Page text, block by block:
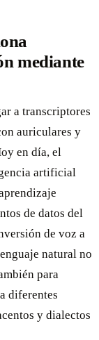
mediante
a transcriptores
auriculares y
en día, el
artificial
de datos del
de voz a
natural no
para
diferentes
y dialectos